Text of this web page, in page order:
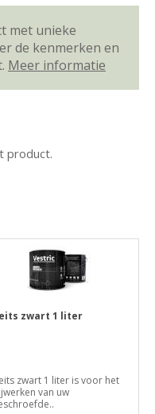
met unieke
de kenmerken en
Meer informatie
product.
zwart 1 liter
zwart 1 liter is voor het
van uw